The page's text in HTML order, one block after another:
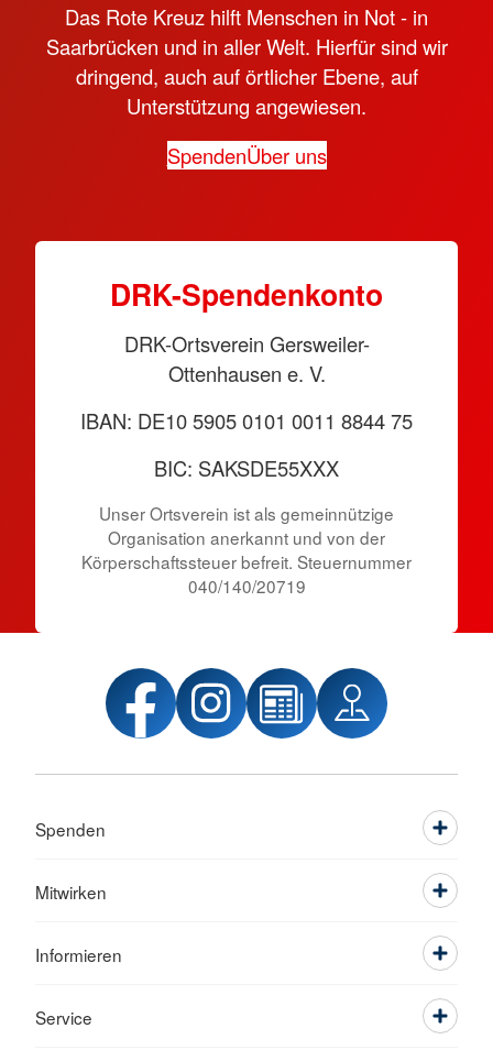
Das Rote Kreuz hilft Menschen in Not - in
Saarbrücken und in aller Welt. Hierfür sind wir
dringend, auch auf örtlicher Ebene, auf
Unterstützung angewiesen.
SpendenÜber uns
DRK-Spen­den­konto
DRK-Ortsverein Gersweiler-
Ottenhausen e. V.
IBAN: DE10 5905 0101 0011 8844 75
BIC: SAKSDE55XXX
Unser Ortsverein ist als gemeinnützige
Organisation anerkannt und von der
Körper­schafts­steuer befreit. Steuernummer
040/140/20719
Spenden
Mitwirken
Informieren
Service